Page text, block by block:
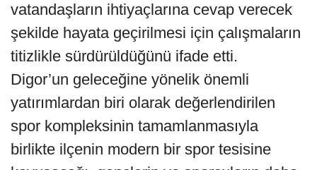
vatandaşların ihtiyaçlarına cevap verecek
şekilde hayata geçirilmesi için çalışmaların
titizlikle sürdürüldüğünü ifade etti.
Digor’un geleceğine yönelik önemli
yatırımlardan biri olarak değerlendirilen
spor kompleksinin tamamlanmasıyla
birlikte ilçenin modern bir spor tesisine